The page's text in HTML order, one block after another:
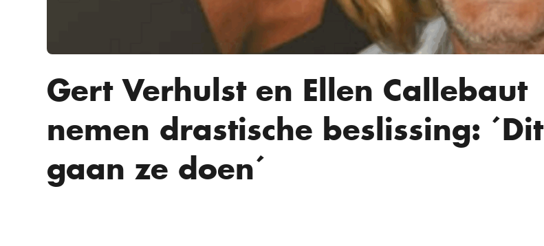
Gert Verhulst en Ellen Callebaut
nemen drastische beslissing: ´Dit
gaan ze doen´